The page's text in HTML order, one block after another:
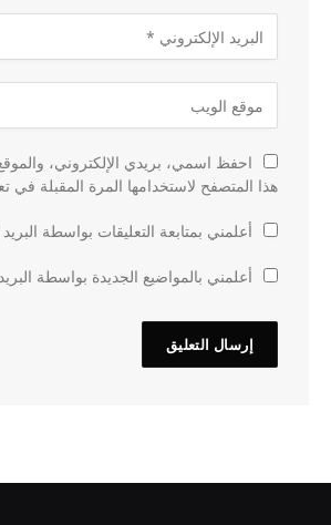
احفظ اسمي، بريدي الإلكتروني،
هذا المتصفح لاستخدامها المرة المقبلة في
أعلمني بمتابعة التعليقات بواسطة البريد
أعلمني بالمواضيع الجديدة بواسطة